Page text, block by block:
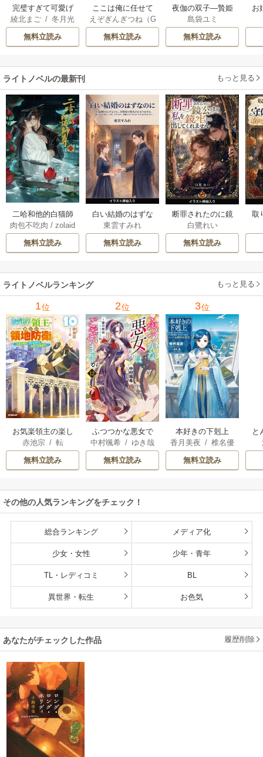
完璧すぎて可愛げ
がないと婚約破棄
された聖女は隣国
に売られる
綾北まご /冬月光
輝/ 昌未
無料立読み
ここは俺に任せて
先に行けと言って
から10年がたった
ら伝説になってい
えぞぎんぎつね（G
Aノベル／SBクリ
エイティブ刊）
eCHA
無料立読み
夜伽の双子―贄姫
は二人の王子に愛
される―
島袋ユミ
無料立読み
お
ライトノベルの最新刊 もっと見る
二哈和他的白猫師
尊 5-6巻
肉包不吃肉 /zolaid
a/石原理夏
無料立読み
白い結婚のはずな
のに、旦那様の指
先が止まりません
（挿絵版） 1巻
東雲すみれ
無料立読み
断罪されたのに鏡
公さまが私を鏡牢
から出してくれま
せん（挿絵版） 1巻
白鷺れい
無料立読み
取
ま
ライトノベルランキング もっと見る
1位
お気楽領主の楽し
い領地防衛
赤池宗/ 転
無料立読み
2位
ふつつかな悪女で
はございますが
中村颯希 / ゆき哉
無料立読み
3位
本好きの下剋上
香月美夜 /椎名優
無料立読み
と
その他の人気ランキングをチェック！
総合ランキング メディア化
少女・女性 少年・青年
TL・レディコミ BL
異世界・転生 お色気
あなたがチェックした作品 履歴削除